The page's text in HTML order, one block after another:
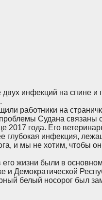
инфекций на спине и
работники на
Судана связаны
года. Его
инфекция,
и мы не хотим, чтобы
жизни были в
Демократической
белый носорог был